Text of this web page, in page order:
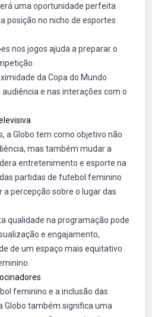
uma oportunidade perfeita
posição no nicho de esportes
nos jogos ajuda a preparar o
da Copa do Mundo
e nas interações com o
a Globo tem como objetivo não
mas também mudar a
entretenimento e esporte na
partidas de futebol feminino
percepção sobre o lugar das
qualidade na programação pode
e engajamento,
de um espaço mais equitativo
feminino e a inclusão das
Globo também significa uma